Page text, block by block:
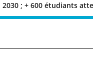
2030 ; + 600 étudiants
d’ici